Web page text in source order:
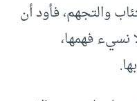
والتجهم، فأود أن
فهمها،